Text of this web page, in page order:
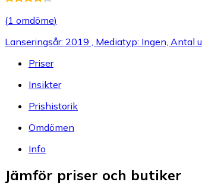
(1 omdöme)
Lanseringsår: 2019 , Mediatyp: Ingen, Antal
Priser
Insikter
Prishistorik
Omdömen
Info
Jämför priser och butiker